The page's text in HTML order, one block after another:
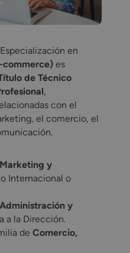
en
commerce) es
de Técnico
,
con el
el comercio, el
Marketing y
Internacional o
Administración y
a la Dirección.
de Comercio,